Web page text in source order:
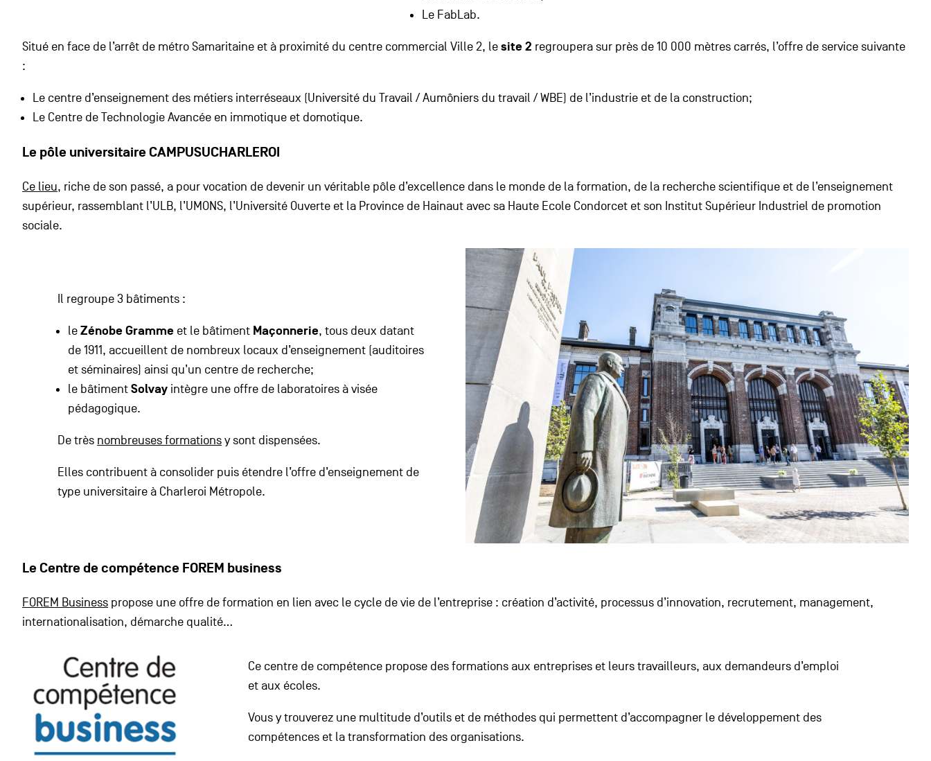
Le FabLab.
Situé en face de l’arrêt de métro Samaritaine et à proximité du centre commercial Ville 2, lesite 2 regroupera sur près de 10 000 mètres carrés, l’offre de service suivante
:
Le centre d’enseignement des métiers interréseaux (Université du Travail / Aumôniers du travail / WBE) de l’industrie et de la construction;
Le Centre de Technologie Avancée en immotique et domotique.
Le pôle universitaire CAMPUSUCHARLEROI
Ce lieu, riche de son passé, a pour vocation de devenir un véritable pôle d’excellence dans le monde de la formation, de la recherche scientifique et de l’enseignement
supérieur, rassemblant l’ULB, l’UMONS, l’Université Ouverte et la Province de Hainaut avec sa Haute Ecole Condorcet et son Institut Supérieur Industriel de promotion
sociale.
Il regroupe 3 bâtiments :
leZénobe Gramme et le bâtiment Maçonnerie, tous deux datant
de 1911, accueillent de nombreux locaux d’enseignement (auditoires
et séminaires) ainsi qu’un centre de recherche;
le bâtimentSolvay intègre une offre de laboratoires à visée
pédagogique.
De très nombreuses formationsy sont dispensées.
Elles contribuent à consolider puis étendre l’offre d’enseignement de
type universitaire à Charleroi Métropole.
Le Centre de compétence FOREM business
FOREM Business propose une offre de formation en lien avec le cycle de vie de l’entreprise : création d’activité, processus d’innovation, recrutement, management,
internationalisation, démarche qualité…
Ce centre de compétence propose des formations aux entreprises et leurs travailleurs, aux demandeurs d’emploi
et aux écoles.
Vous y trouverez une multitude d’outils et de méthodes qui permettent d’accompagner le développement des
compétences et la transformation des organisations.